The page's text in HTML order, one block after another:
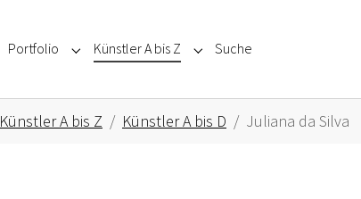
Portfolio Submenu for "Portfolio"
Künstler A bis Z Submenu for "Künstler A bis Z"
Suche
Künstler A bis Z Künstler A bis D Juliana da Silva